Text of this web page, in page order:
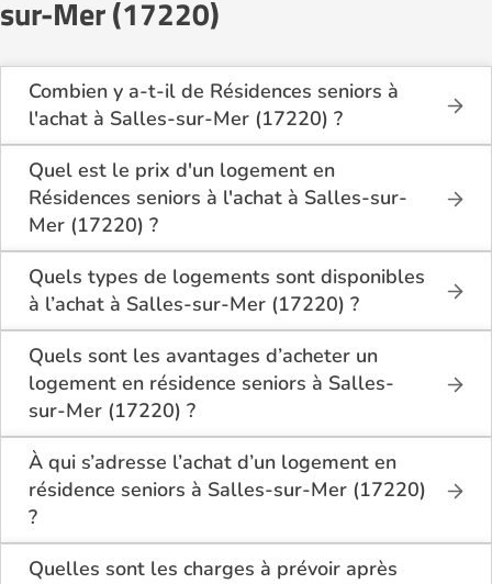
sur-Mer (17220)
Combien y a-t-il de Résidences seniors à
l'achat à Salles-sur-Mer (17220) ?
Sur le site Logement-seniors.com, on recense
actuellement 1 Résidences seniors à l'achat à
Salles-sur-Mer (17220).
Quel est le prix d'un logement en
Résidences seniors à l'achat à Salles-sur-
Mer (17220) ?
Le tarif minimum d'un logement en Résidences
seniors à l'achat à Salles-sur-Mer (17220) est de
240 000€.
Quels types de logements sont disponibles
à l’achat à Salles-sur-Mer (17220) ?
Les résidences seniors à Salles-sur-Mer (17220)
proposent en général des appartements T1, T2 ou
T3, conçus pour le confort et la sécurité des seniors.
Les logements disposent d’une cuisine équipée,
d’une salle de bain adaptée et parfois d’un balcon
ou jardin privatif.
Plusieurs résidences offrent également des espaces
communs partagés (restaurant, bibliothèque, salle
d’activités, etc.).
Quels sont les avantages d’acheter un
logement en résidence seniors à Salles-
sur-Mer (17220) ?
Acheter en résidence seniors à Salles-sur-Mer
(17220) présente plusieurs avantages :
Un logement sécurisé et adapté au
Un environnement social stimulant avec des
À qui s’adresse l’achat d’un logement en
résidence seniors à Salles-sur-Mer (17220)
?
L’achat en résidence seniors à Salles-sur-Mer
(17220) s’adresse aux personnes âgées autonomes
Quelles sont les charges à prévoir après